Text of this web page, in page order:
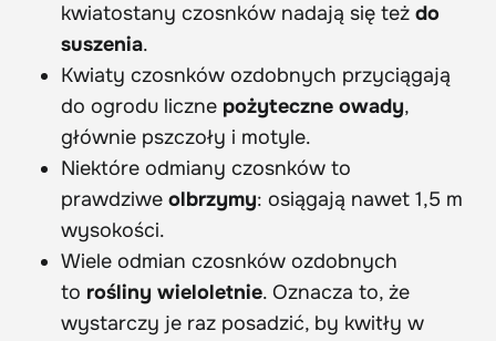
kwiatostany czosnków nadają się też do
suszenia.
Kwiaty czosnków ozdobnych przyciągają
do ogrodu liczne pożyteczne owady,
głównie pszczoły i motyle.
Niektóre odmiany czosnków to
prawdziwe olbrzymy: osiągają nawet 1,5 m
wysokości.
Wiele odmian czosnków ozdobnych
to rośliny wieloletnie. Oznacza to, że
wystarczy je raz posadzić, by kwitły w